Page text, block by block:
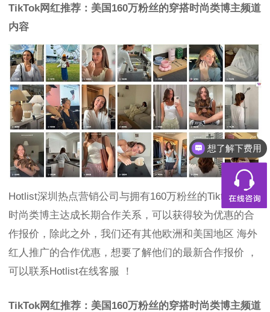
TikTok网红推荐：美国160万粉丝的穿搭时尚类博主频道
内容
Hotlist深圳热点营销公司与拥有160万粉丝的Tiktok美国
时尚类博主达成长期合作关系，可以获得较为优惠的合
作报价，除此之外，我们还有其他欧洲和美国地区 海外
红人推广的合作优惠，想要了解他们的最新合作报价 ，
可以联系Hotlist在线客服 ！
TikTok网红推荐：美国160万粉丝的穿搭时尚类博主频道
想了解下费用